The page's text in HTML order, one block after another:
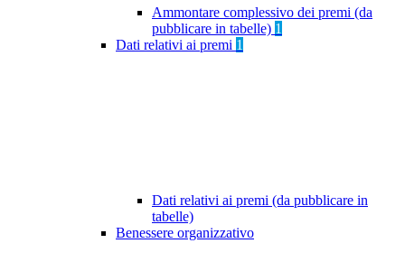
Ammontare complessivo dei premi (da
pubblicare in tabelle) 1
Dati relativi ai premi 1
Dati relativi ai premi (da pubblicare in
tabelle)
Benessere organizzativo